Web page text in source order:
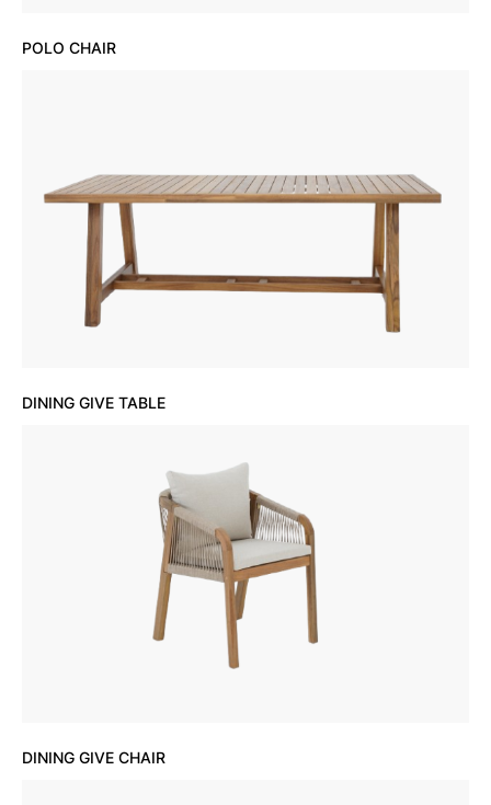
POLO CHAIR
DINING GIVE TABLE
DINING GIVE CHAIR